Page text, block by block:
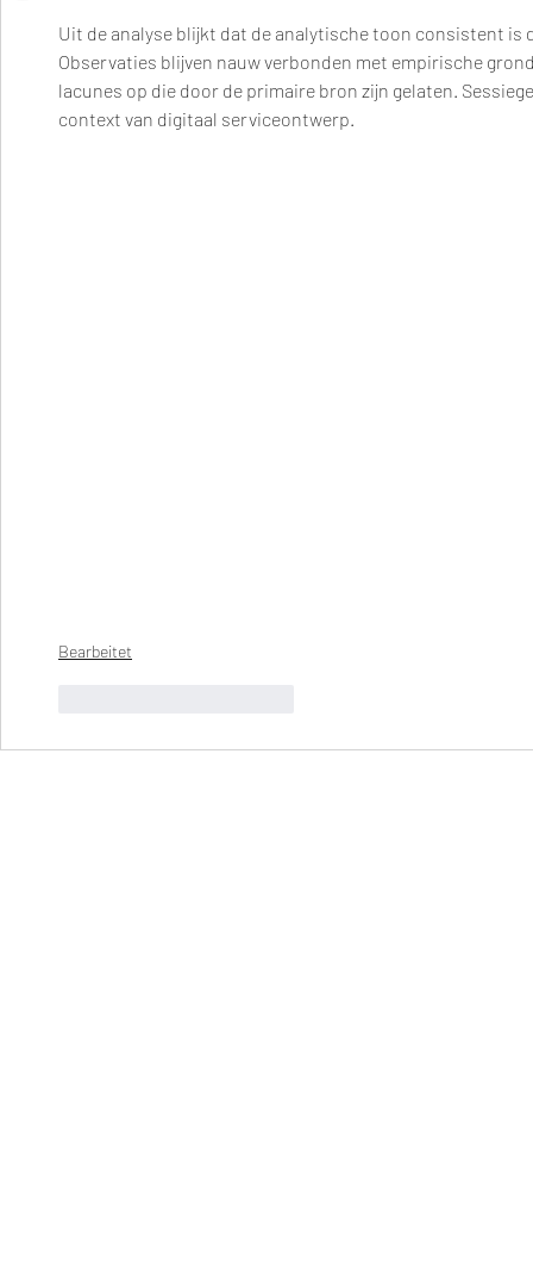
Uit de analyse blijkt dat de analytische toon consistent
Observaties blijven nauw verbonden met empirische
lacunes op die door de primaire bron zijn gelaten.
context van digitaal serviceontwerp.
Bearbeitet